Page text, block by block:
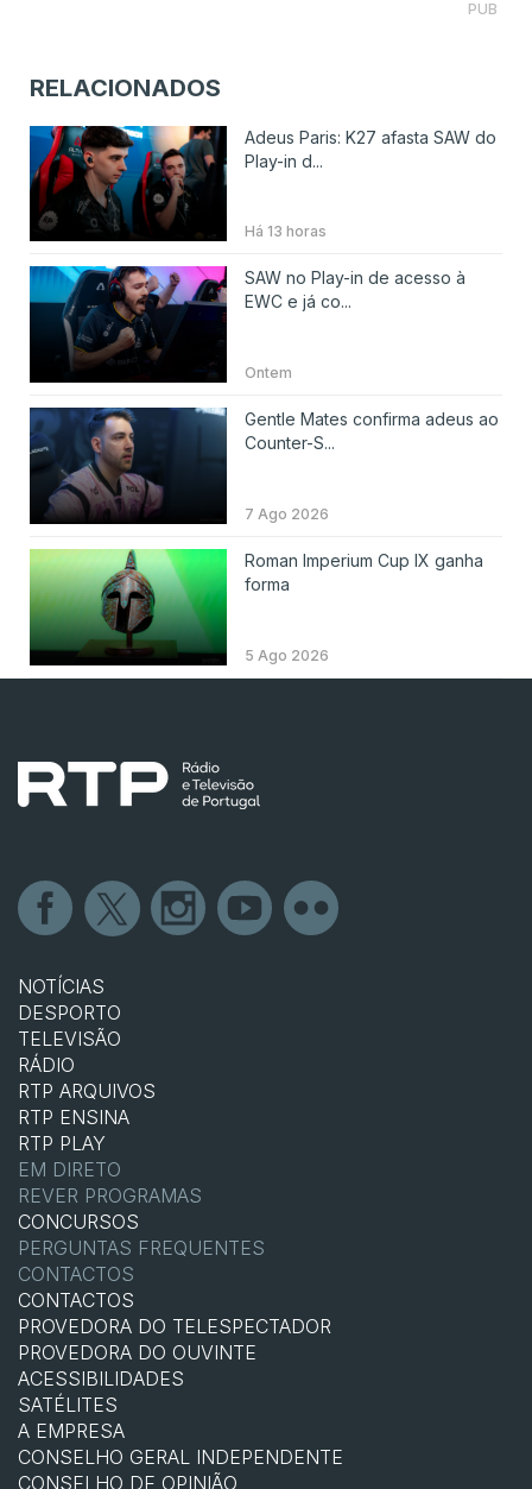
PUB
RELACIONADOS
Adeus Paris: K27 afasta SAW do
Play-in d...
Há 13 horas
SAW no Play-in de acesso à
EWC e já co...
Ontem
Gentle Mates confirma adeus ao
Counter-S...
7 Ago 2026
Roman Imperium Cup IX ganha
forma
5 Ago 2026
NOTÍCIAS
DESPORTO
TELEVISÃO
RÁDIO
RTP ARQUIVOS
RTP ENSINA
RTP PLAY
EM DIRETO
REVER PROGRAMAS
CONCURSOS
PERGUNTAS FREQUENTES
CONTACTOS
CONTACTOS
PROVEDORA DO TELESPECTADOR
PROVEDORA DO OUVINTE
ACESSIBILIDADES
SATÉLITES
A EMPRESA
CONSELHO GERAL INDEPENDENTE
CONSELHO DE OPINIÃO